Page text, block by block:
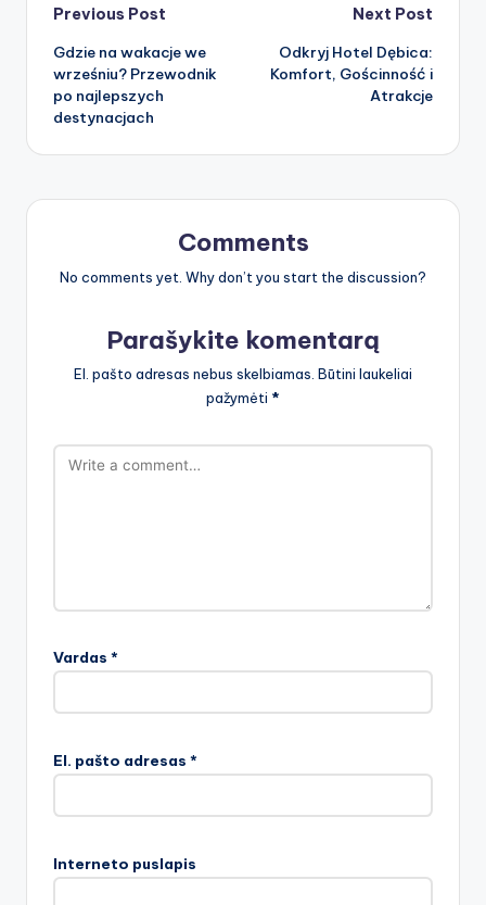
Post
navigation
Previous Post
Gdzie na wakacje we
wrześniu? Przewodnik
po najlepszych
destynacjach
Next Post
Odkryj Hotel Dębica:
Komfort, Gościnność i
Atrakcje
Comments
No comments yet. Why don’t you start the discussion?
Parašykite komentarą
El. pašto adresas nebus skelbiamas. Būtini laukeliai
pažymėti *
Vardas *
El. pašto adresas *
Interneto puslapis